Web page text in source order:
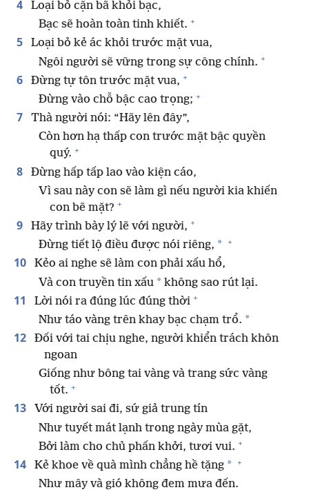
4
Loại bỏ cặn bã khỏi bạc,
Bạc sẽ hoàn toàn tinh khiết. +
5
Loại bỏ kẻ ác khỏi trước mặt vua,
Ngôi người sẽ vững trong sự công chính. +
6 Đừng tự tôn trước mặt vua, +
Đừng vào chỗ bậc cao trọng; +
7
Thà người nói: “Hãy lên đây”,
Còn hơn hạ thấp con trước mặt bậc quyền
quý. +
8
Đừng hấp tấp lao vào kiện cáo,
Vì sau này con sẽ làm gì nếu người kia khiến
con bẽ mặt? +
9 Hãy trình bày lý lẽ với người, +
Đừng tiết lộ điều được nói riêng, * +
10
Kẻo ai nghe sẽ làm con phải xấu hổ,
Và con truyền tin xấu * không sao rút lại.
11 Lời nói ra đúng lúc đúng thời +
Như táo vàng trên khay bạc chạm trổ. *
12
Đối với tai chịu nghe, người khiển trách khôn
ngoan
Giống như bông tai vàng và trang sức vàng
tốt. +
13
Với người sai đi, sứ giả trung tín
Như tuyết mát lạnh trong ngày mùa gặt,
Bởi làm cho chủ phấn khởi, tươi vui. +
14 Kẻ khoe về quà mình chẳng hề tặng * +
Như mây và gió không đem mưa đến.